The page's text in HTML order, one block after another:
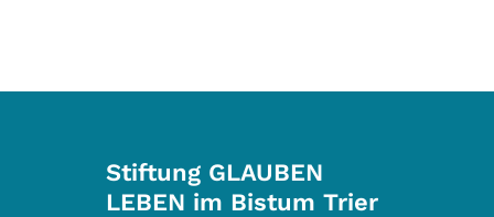
Stiftung GLAUBEN
LEBEN im Bistum Trier